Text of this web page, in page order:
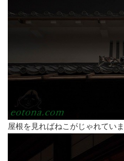
屋根を見ればねこがじゃれていま